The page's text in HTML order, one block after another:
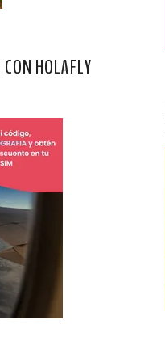
HOLAFLY